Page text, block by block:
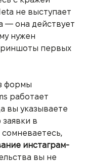
не выступает
— она действует
нужен
первых
формы
работает
вы указываете
в
инстаграм-
вы не